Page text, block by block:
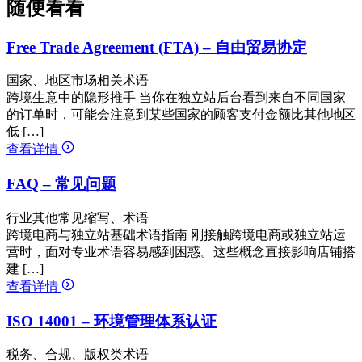
随便看看
Free Trade Agreement (FTA) – 自由贸易协定
国家、地区市场相关术语
跨境生意中的隐形推手 当你在独立站后台看到来自不同国家
的订单时，可能会注意到某些国家的顾客支付金额比其他地区
低 […]
查看详情
FAQ – 常见问题
行业其他常见缩写、术语
跨境电商与独立站基础术语指南 刚接触跨境电商或独立站运
营时，面对专业术语容易感到困惑。这些概念直接影响店铺搭
建 […]
查看详情
ISO 14001 – 环境管理体系认证
税务、合规、版权类术语